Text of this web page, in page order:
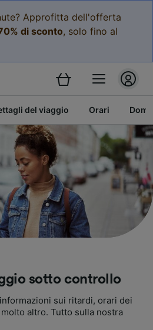
Approfitta dell'offerta
di sconto, solo fino al
del viaggio Orari
sotto controllo
sui ritardi, orari dei
altro. Tutto sulla nostra